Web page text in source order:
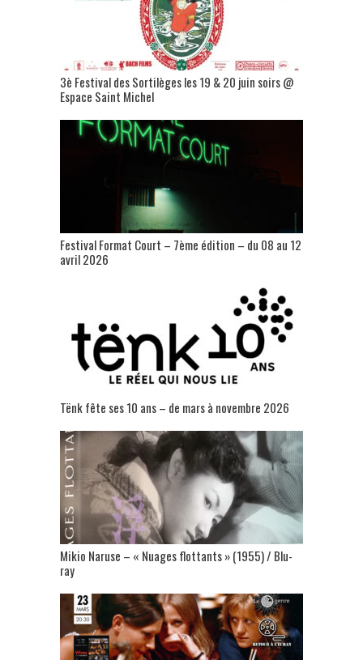
3è Festival des Sortilèges les 19 & 20 juin soirs @
Espace Saint Michel
Festival Format Court – 7ème édition – du 08 au 12
avril 2026
Tënk fête ses 10 ans – de mars à novembre 2026
Mikio Naruse – « Nuages flottants » (1955) / Blu-
ray